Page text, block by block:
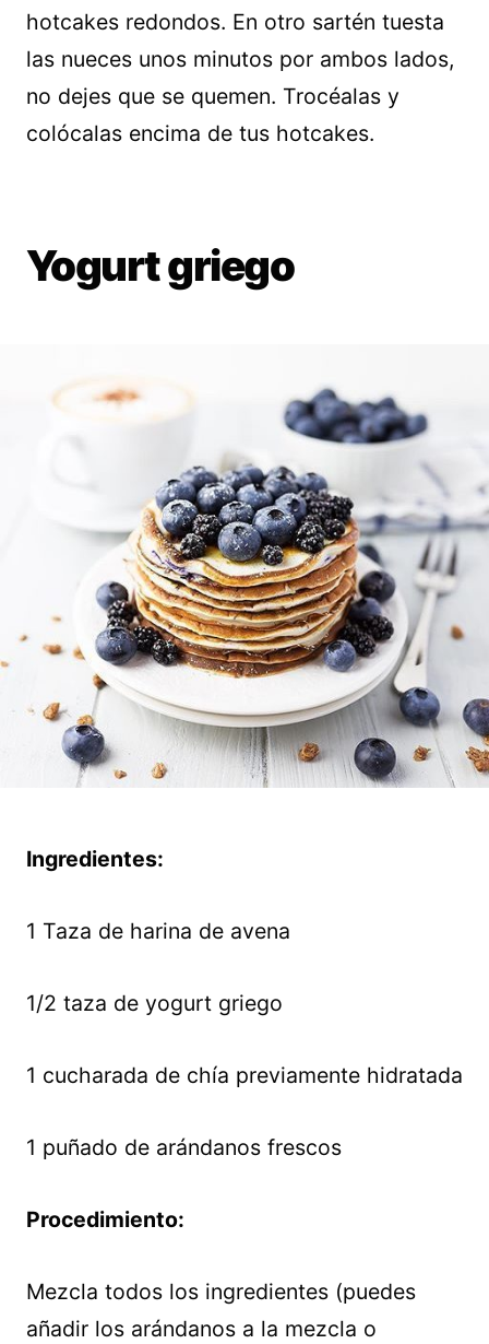
hotcakes redondos. En otro sartén tuesta
las nueces unos minutos por ambos lados,
no dejes que se quemen. Trocéalas y
colócalas encima de tus hotcakes.
Yogurt griego
Ingredientes:
1 Taza de harina de avena
1/2 taza de yogurt griego
1 cucharada de chía previamente hidratada
1 puñado de arándanos frescos
Procedimiento:
Mezcla todos los ingredientes (puedes
añadir los arándanos a la mezcla o